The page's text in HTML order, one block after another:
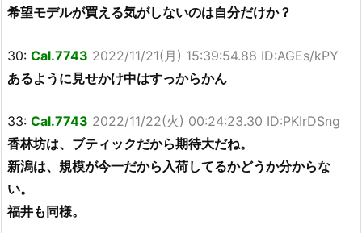
希望モデルが買える気がしないのは自分だけか？
30: Cal.7743 2022/11/21(月) 15:39:54.88 ID:AGEs/kPY
あるように見せかけ中はすっからかん
33: Cal.7743 2022/11/22(火) 00:24:23.30 ID:PKIrDSng
香林坊は、ブティックだから期待大だね。
新潟は、規模が今一だから入荷してるかどうか分からな
い。
福井も同様。